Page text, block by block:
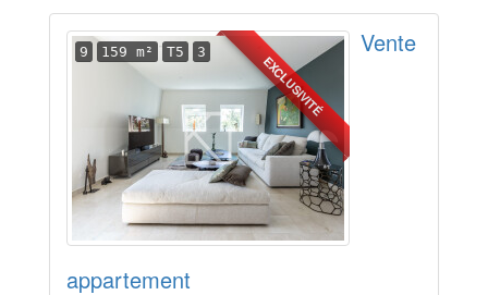
EXCLUSIVITÉ
9 159 m² T5 3 Vente
appartement